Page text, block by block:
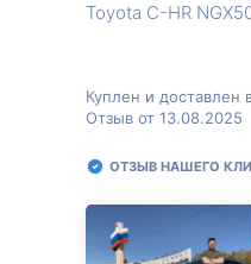
Toyota C-HR
Куплен и доставлен
Отзыв от 13.08.2025
ОТЗЫВ НАШЕГО